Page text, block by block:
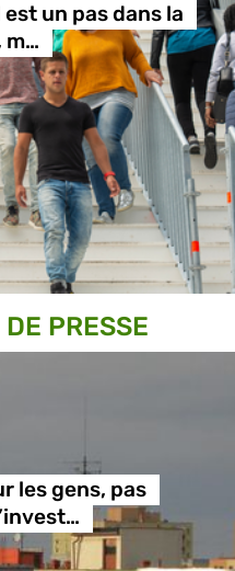
un pas dans la
m…
PRESSE
les gens, pas